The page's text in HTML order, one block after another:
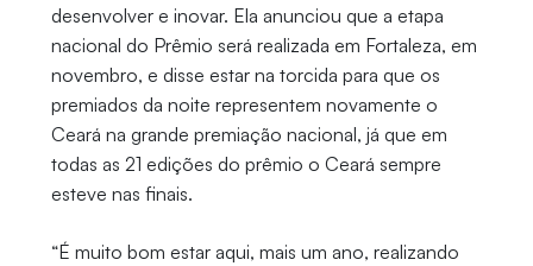
desenvolver e inovar. Ela anunciou que a etapa
nacional do Prêmio será realizada em Fortaleza, em
novembro, e disse estar na torcida para que os
premiados da noite representem novamente o
Ceará na grande premiação nacional, já que em
todas as 21 edições do prêmio o Ceará sempre
esteve nas finais.
“É muito bom estar aqui, mais um ano, realizando